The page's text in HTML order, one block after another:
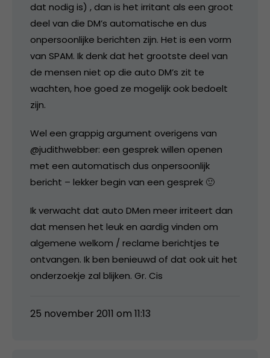
dat nodig is) , dan is het irritant als een groot
deel van die DM’s automatische en dus
onpersoonlijke berichten zijn. Het is een vorm
van SPAM. Ik denk dat het grootste deel van
de mensen niet op die auto DM’s zit te
wachten, hoe goed ze mogelijk ook bedoelt
zijn.
Wel een grappig argument overigens van
@judithwebber: een gesprek willen openen
met een automatisch dus onpersoonlijk
bericht – lekker begin van een gesprek 🙂
Ik verwacht dat auto DMen meer irriteert dan
dat mensen het leuk en aardig vinden om
algemene welkom / reclame berichtjes te
ontvangen. Ik ben benieuwd of dat ook uit het
onderzoekje zal blijken. Gr. Cis
25 november 2011 om 11:13